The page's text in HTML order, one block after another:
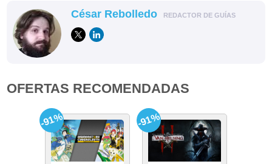
César Rebolledo REDACTOR DE GUÍAS
OFERTAS RECOMENDADAS
-91% -91%